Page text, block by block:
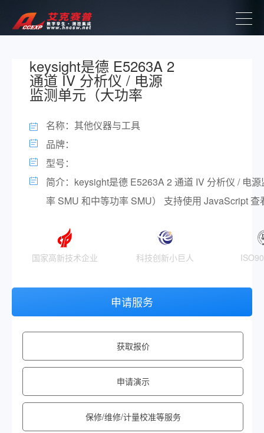
keysight是德 E5263A 2
通道 IV 分析仪 / 电源
监测单元（大功率
名称：其他仪器与工具
品牌：
型号：
简介：keysight是德 E5263A 2 通道 IV 分析仪 / 电
率 SMU 和中等功率 SMU） 支持使用 JavaScript 查
国家高新技术企业 科技创新小巨人
申请服务
获取报价
申请演示
保修/维修/计量校准等服务